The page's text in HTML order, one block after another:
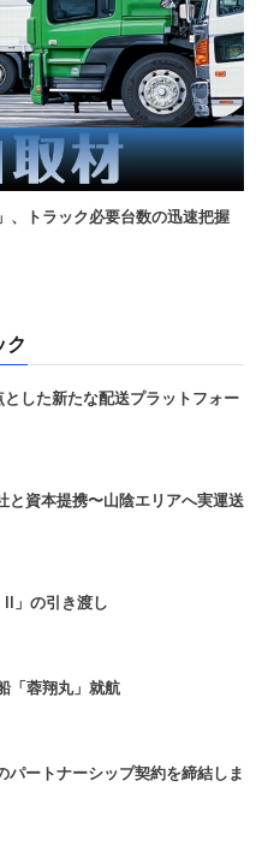
、トラック必要台数の迅速把握
ク
した新たな配送プラットフォー
資本提携〜山陰エリアへ実運送
」の引き渡し
「蓉翔丸」就航
パートナーシップ契約を締結しま